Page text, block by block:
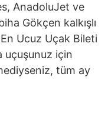
AnadoluJet ve
Gökçen kalkışlı
Ucuz Uçak Bileti
uçuşunuz için
tüm ay